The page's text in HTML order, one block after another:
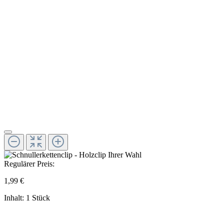
Regulärer Preis:
1,99 €
Inhalt: 1 Stück